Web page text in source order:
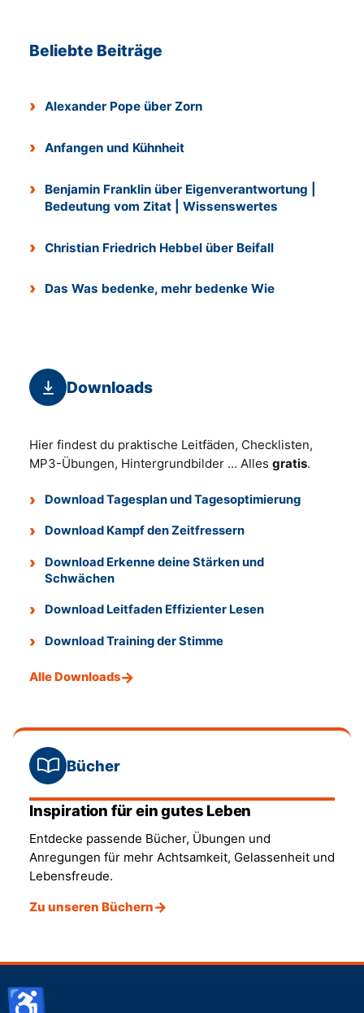
Beliebte Beiträge
Alexander Pope über Zorn
Anfangen und Kühnheit
Benjamin Franklin über Eigenverantwortung |
Bedeutung vom Zitat | Wissenswertes
Christian Friedrich Hebbel über Beifall
Das Was bedenke, mehr bedenke Wie
Downloads
Hier findest du praktische Leitfäden, Checklisten,
MP3-Übungen, Hintergrundbilder ... Alles gratis.
Download Tagesplan und Tagesoptimierung
Download Kampf den Zeitfressern
Download Erkenne deine Stärken und
Schwächen
Download Leitfaden Effizienter Lesen
Download Training der Stimme
Alle Downloads
Bücher
Inspiration für ein gutes Leben
Entdecke passende Bücher, Übungen und
Anregungen für mehr Achtsamkeit, Gelassenheit und
Lebensfreude.
Zu unseren Büchern